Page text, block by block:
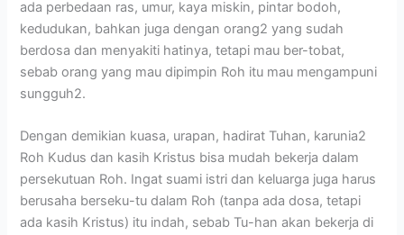
ada perbedaan ras, umur, kaya miskin, pintar bodoh,
kedudukan, bahkan juga dengan orang2 yang sudah
berdosa dan menyakiti hatinya, tetapi mau ber-tobat,
sebab orang yang mau dipimpin Roh itu mau mengampuni
sungguh2.
Dengan demikian kuasa, urapan, hadirat Tuhan, karunia2
Roh Kudus dan kasih Kristus bisa mudah bekerja dalam
persekutuan Roh. Ingat suami istri dan keluarga juga harus
berusaha berseku-tu dalam Roh (tanpa ada dosa, tetapi
ada kasih Kristus) itu indah, sebab Tu-han akan bekerja di